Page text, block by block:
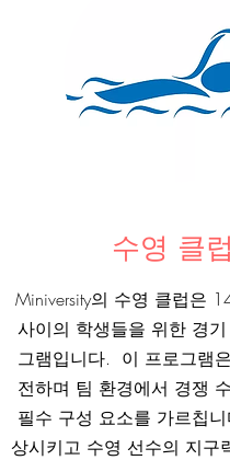
수영 클럽
Miniversity의 수영 클럽은
사이의 학생들을 위한 경
그램입니다. 이 프로그램
전하며 팀 환경에서 경쟁
필수 구성 요소를 가르칩
상시키고 수영 선수의 지구